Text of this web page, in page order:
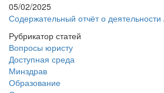
05/02/2025
Содержательный отчёт о
Рубрикатор статей
Вопросы юристу
Доступная среда
Минздрав
Образование